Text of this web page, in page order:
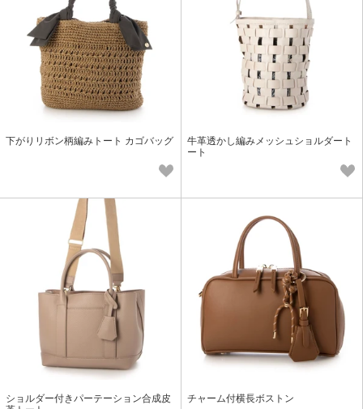
下がりリボン柄編みトート カゴバッグ
牛革透かし編みメッシュショルダート
ート
ショルダー付きパーテーション合成皮
チャーム付横長ボストン